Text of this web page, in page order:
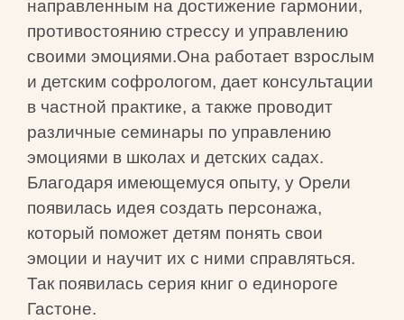
направленным на достижение гармонии,
противостоянию стрессу и управлению
своими эмоциями.Она работает взрослым
и детским софрологом, дает консультации
в частной практике, а также проводит
различные семинары по управлению
эмоциями в школах и детских садах.
Благодаря имеющемуся опыту, у Орели
появилась идея создать персонажа,
который поможет детям понять свои
эмоции и научит их с ними справляться.
Так появилась серия книг о единороге
Гастоне.